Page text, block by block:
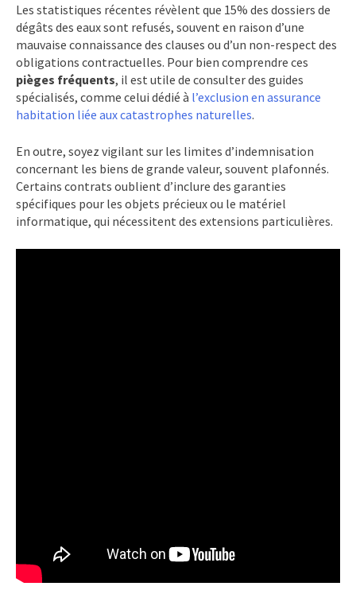
Les statistiques récentes révèlent que 15% des dossiers de
dégâts des eaux sont refusés, souvent en raison d’une
mauvaise connaissance des clauses ou d’un non-respect des
obligations contractuelles. Pour bien comprendre ces
pièges fréquents, il est utile de consulter des guides
spécialisés, comme celui dédié à l’exclusion en assurance
habitation liée aux catastrophes naturelles.
En outre, soyez vigilant sur les limites d’indemnisation
concernant les biens de grande valeur, souvent plafonnés.
Certains contrats oublient d’inclure des garanties
spécifiques pour les objets précieux ou le matériel
informatique, qui nécessitent des extensions particulières.